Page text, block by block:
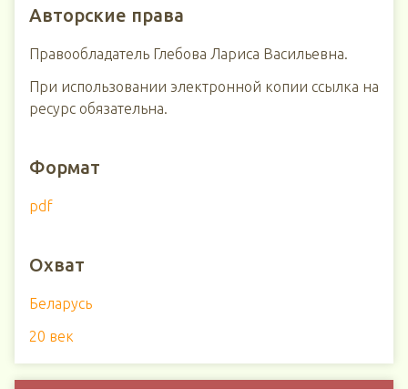
Авторские права
Правообладатель Глебова Лариса Васильевна.
При использовании электронной копии ссылка на
ресурс обязательна.
Формат
pdf
Охват
Беларусь
20 век